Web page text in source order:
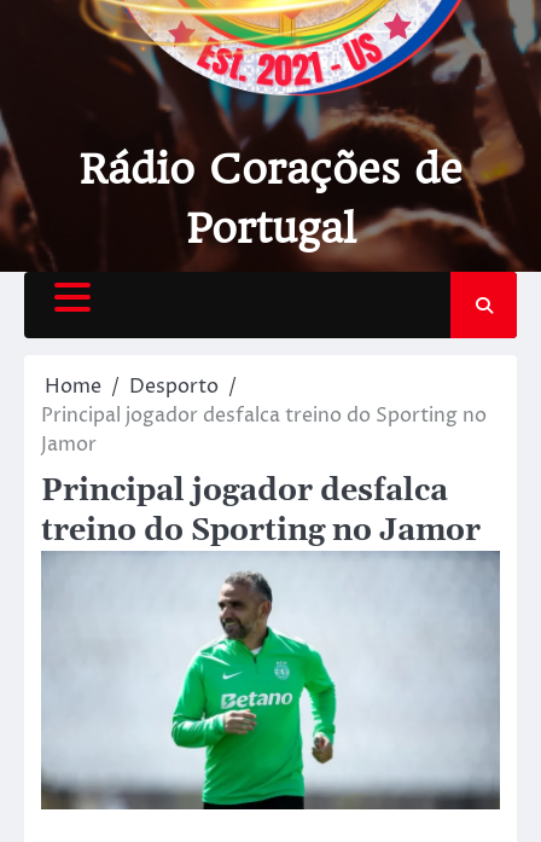
Rádio Corações de
Portugal
Home
Desporto
Principal jogador desfalca treino do Sporting no
Jamor
Principal jogador desfalca
treino do Sporting no Jamor